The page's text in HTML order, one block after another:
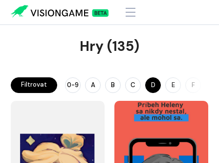
Hry (135)
Filtrovat 0-9 A B C D E F